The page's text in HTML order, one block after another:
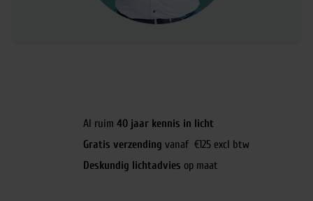
Al ruim 40 jaar kennis in licht
Gratis verzending vanaf €125 excl btw
Deskundig lichtadvies op maat